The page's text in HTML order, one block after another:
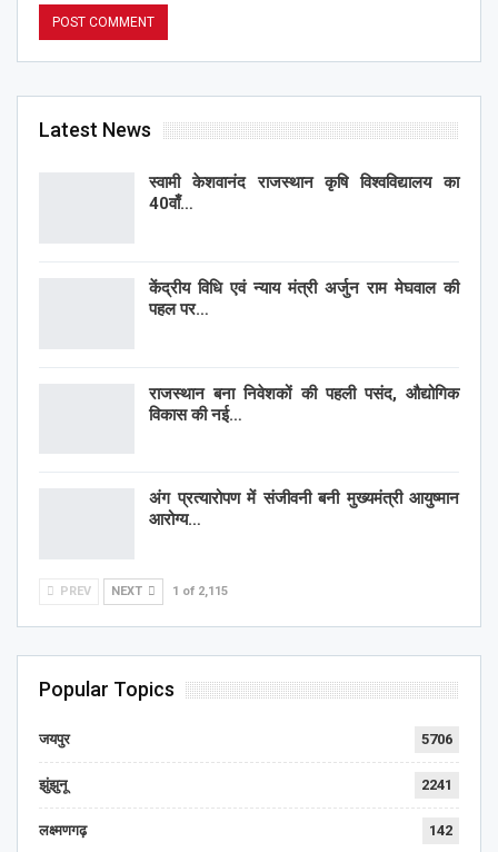
Latest News
स्वामी केशवानंद राजस्थान कृषि विश्वविद्यालय का
40वाँ…
केंद्रीय विधि एवं न्याय मंत्री अर्जुन राम मेघवाल की
पहल पर…
राजस्थान बना निवेशकों की पहली पसंद, औद्योगिक
विकास की नई…
अंग प्रत्यारोपण में संजीवनी बनी मुख्यमंत्री आयुष्मान
आरोग्य…
PREV NEXT 1 of 2,115
Popular Topics
जयपुर 5706
झुंझुनू 2241
लक्ष्मणगढ़ 142